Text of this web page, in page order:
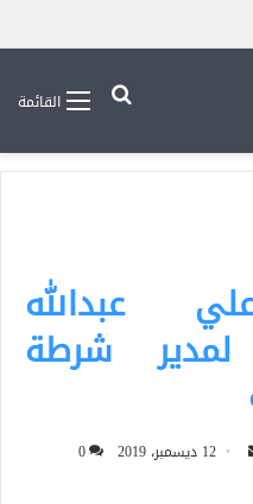
القائمةبحث عن
عبدالله
لمدير شرطة
أرسل 12 ديسمبر، 2019
0